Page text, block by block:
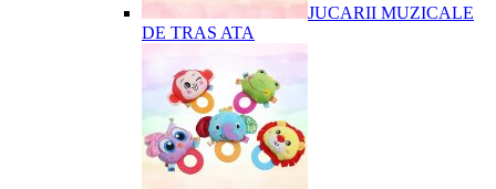
JUCARII MUZICALE
DE TRAS ATA